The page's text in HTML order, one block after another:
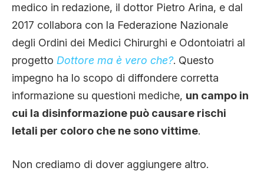
medico in redazione, il dottor Pietro Arina, e dal
2017 collabora con la Federazione Nazionale
degli Ordini dei Medici Chirurghi e Odontoiatri al
progetto Dottore ma è vero che?. Questo
impegno ha lo scopo di diffondere corretta
informazione su questioni mediche, un campo in
cui la disinformazione può causare rischi
letali per coloro che ne sono vittime.
Non crediamo di dover aggiungere altro.